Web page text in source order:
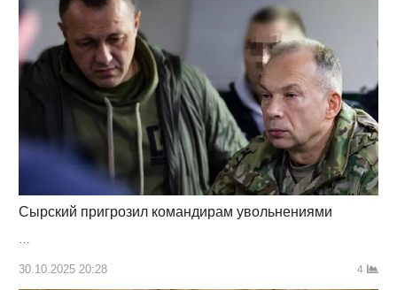
Сырский пригрозил командирам увольнениями
30.10.2025 20:28 4